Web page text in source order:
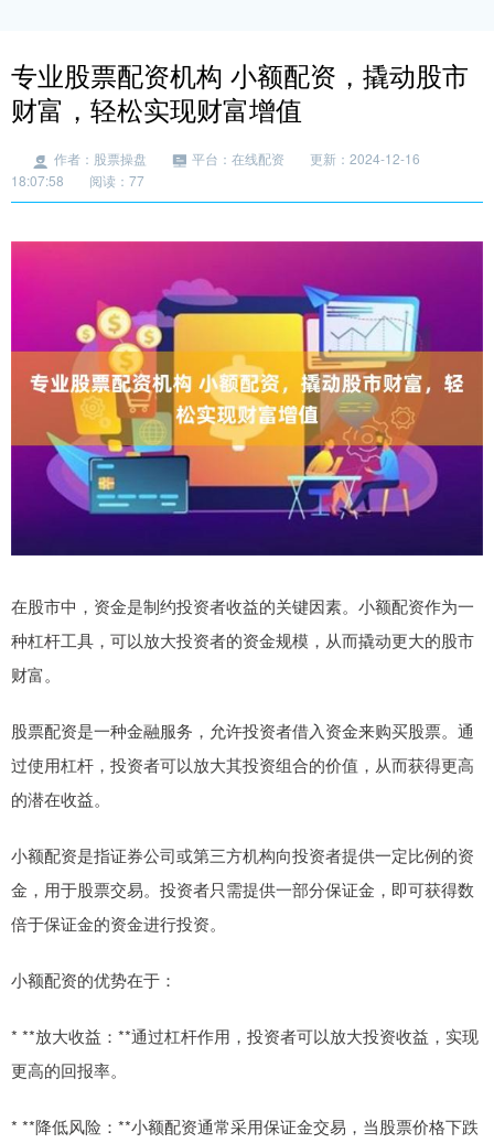
专业股票配资机构 小额配资，撬动股市
财富，轻松实现财富增值
作者：股票操盘 平台：在线配资
更新：2024-12-16
18:07:58
阅读：77
在股市中，资金是制约投资者收益的关键因素。小额配资作为一
种杠杆工具，可以放大投资者的资金规模，从而撬动更大的股市
财富。
股票配资是一种金融服务，允许投资者借入资金来购买股票。通
过使用杠杆，投资者可以放大其投资组合的价值，从而获得更高
的潜在收益。
小额配资是指证券公司或第三方机构向投资者提供一定比例的资
金，用于股票交易。投资者只需提供一部分保证金，即可获得数
倍于保证金的资金进行投资。
小额配资的优势在于：
* **放大收益：**通过杠杆作用，投资者可以放大投资收益，实现
更高的回报率。
* **降低风险：**小额配资通常采用保证金交易，当股票价格下跌